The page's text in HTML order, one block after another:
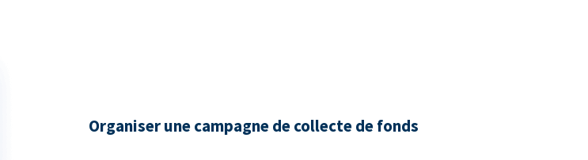
Organiser une campagne de collecte de fonds